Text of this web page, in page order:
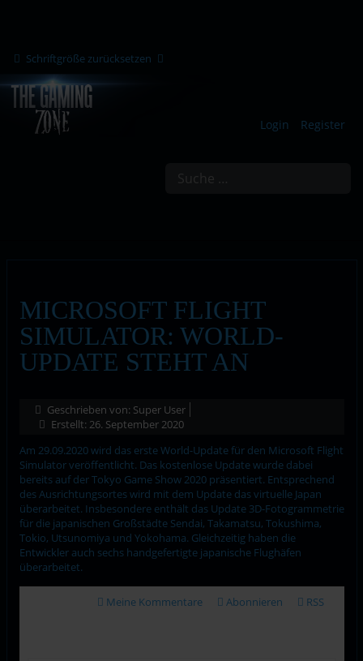
Schriftgröße zurücksetzen
Login Register
MICROSOFT FLIGHT
SIMULATOR: WORLD-
UPDATE STEHT AN
Geschrieben von: Super User
Erstellt: 26. September 2020
Am 29.09.2020 wird das erste World-Update für den Microsoft Flight
Simulator veröffentlicht. Das kostenlose Update wurde dabei
bereits auf der Tokyo Game Show 2020 präsentiert. Entsprechend
des Ausrichtungsortes wird mit dem Update das virtuelle Japan
überarbeitet. Insbesondere enthält das Update 3D-Fotogrammetrie
für die japanischen Großstädte Sendai, Takamatsu, Tokushima,
Tokio, Utsunomiya und Yokohama. Gleichzeitig haben die
Entwickler auch sechs handgefertigte japanische Flughäfen
überarbeitet.
Meine Kommentare Abonnieren RSS